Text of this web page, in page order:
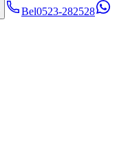
Bel0523-282528